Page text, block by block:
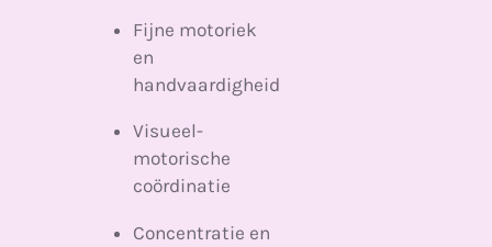
Fijne motoriek
en
handvaardigheid
Visueel-
motorische
coördinatie
Concentratie en